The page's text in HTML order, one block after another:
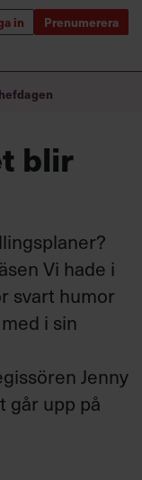
in Prenumerera
blir
Vi hade i
svart humor
i sin
Jenny
går upp på